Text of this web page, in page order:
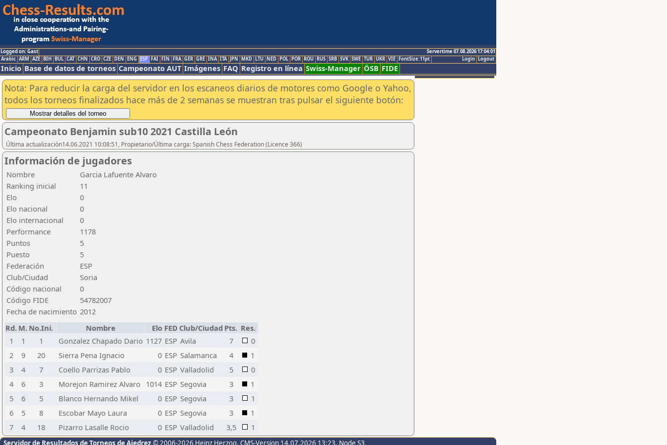
Logged on: Gast
Servertime 07.08.2026 17:04:01
Logout
Login
Arabic ARM AZE BIH BUL CAT CHN CRO CZE DEN ENG ESP FAI FIN FRA GER GRE INA ITA JPN MKD LTU NED POL POR ROU RUS SRB SVK SWE TUR UKR VIE FontSize:11pt
Inicio Base de datos de torneos Campeonato AUT Imágenes FAQ Registro en línea Swiss-Manager ÖSB FIDE
Nota: Para reducir la carga del servidor en los escaneos diarios de motores como Google o Yahoo,
todos los torneos finalizados hace más de 2 semanas se muestran tras pulsar el siguiente botón:
Campeonato Benjamin sub10 2021 Castilla León
Última actualización14.06.2021 10:08:51, Propietario/Última carga: Spanish Chess Federation (Licence 366)
Información de jugadores
Nombre
Garcia Lafuente Alvaro
Ranking inicial
11
Elo
0
Elo nacional
0
Elo internacional
0
Performance
1178
Puntos
5
Puesto
5
Federación
ESP
Club/Ciudad
Soria
Código nacional
0
Código FIDE
54782007
Fecha de nacimiento 2012
Rd. M. No.Ini. Nombre Elo FED Club/Ciudad Pts. Res.
1
1 1 Gonzalez Chapado Dario 1127 ESP Avila 7
0
2
9 20 Sierra Pena Ignacio 0 ESP Salamanca 4
1
3
4 7 Coello Parrizas Pablo 0 ESP Valladolid 5
0
4
6 3 Morejon Ramirez Alvaro 1014 ESP Segovia 3
1
5
6 5 Blanco Hernando Mikel 0 ESP Segovia 3
1
6
5 8 Escobar Mayo Laura 0 ESP Segovia 3
1
7
4 18 Pizarro Lasalle Rocio 0 ESP Valladolid 3,5 1
Servidor de Resultados de Torneos de Ajedrez © 2006-2026 Heinz Herzog, CMS-Version 14.07.2026 13:23, Node S3